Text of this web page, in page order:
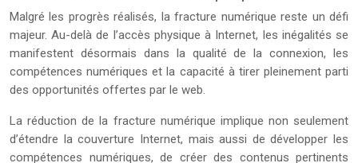
Malgré les progrès réalisés, la fracture numérique reste un défi
majeur. Au-delà de l’accès physique à Internet, les inégalités se
manifestent désormais dans la qualité de la connexion, les
compétences numériques et la capacité à tirer pleinement parti
des opportunités offertes par le web.
La réduction de la fracture numérique implique non seulement
d’étendre la couverture Internet, mais aussi de développer les
compétences numériques, de créer des contenus pertinents